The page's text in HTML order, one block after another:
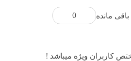
باقی مانده 0
کاربران ویژه میباشد !